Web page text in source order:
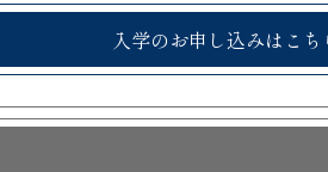
入学のお申し込みはこち